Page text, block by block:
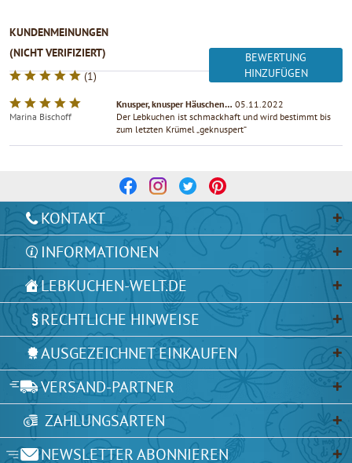
KUNDENMEINUNGEN
(NICHT VERIFIZIERT)
(1)
BEWERTUNG
HINZUFÜGEN
Marina Bischoff
Knusper, knusper Häuschen… 05.11.2022
Der Lebkuchen ist schmackhaft und wird bestimmt bis
zum letzten Krümel „geknuspert“
KONTAKT
INFORMATIONEN
LEBKUCHEN-WELT.DE
RECHTLICHE HINWEISE
AUSGEZEICHNET EINKAUFEN
VERSAND-PARTNER
ZAHLUNGSARTEN
NEWSLETTER ABONNIEREN